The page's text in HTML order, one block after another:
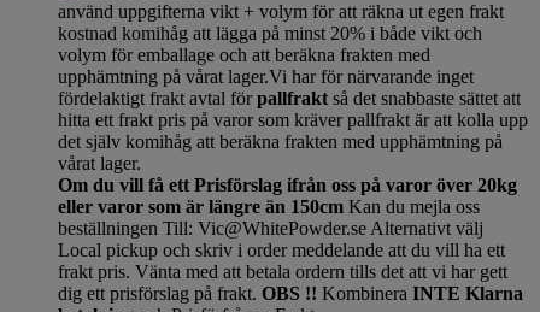
använd uppgifterna vikt + volym för att räkna ut egen frakt
kostnad komihåg att lägga på minst 20% i både vikt och
volym för emballage och att beräkna frakten med
upphämtning på vårat lager.Vi har för närvarande inget
fördelaktigt frakt avtal förpallfrakt så det snabbaste sättet att
hitta ett frakt pris på varor som kräver pallfrakt är att kolla upp
det själv komihåg att beräkna frakten med upphämtning på
vårat lager.
Om du vill få ett Prisförslag ifrån oss på varor över 20kg
eller varor som är längre än 150cm Kan du mejla oss
beställningen Till: Vic@WhitePowder.se Alternativt välj
Local pickup och skriv i order meddelande att du vill ha ett
frakt pris. Vänta med att betala ordern tills det att vi har gett
dig ett prisförslag på frakt. OBS !! Kombinera INTE Klarna